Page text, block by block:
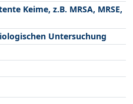
Keime, z.B. MRSA, MRSE,
Untersuchung